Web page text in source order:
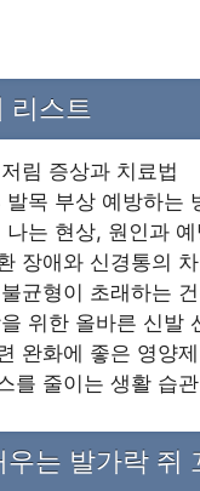
리스트
림 증상과 치료법
발목 부상 예방하는
나는 현상, 원인과 예
장애와 신경통의
균형이 초래하는
위한 올바른 신발
완화에 좋은 영양
를 줄이는 생활 습관
우는 발가락 쥐